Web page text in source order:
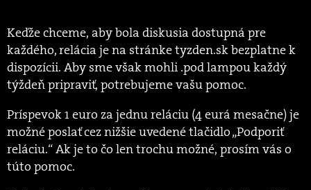
Keďže chceme, aby bola diskusia dostupná pre
každého, relácia je na stránke tyzden.sk bezplatne k
dispozícii. Aby sme však mohli .pod lampou každý
týždeň pripraviť, potrebujeme vašu pomoc.
Príspevok 1 euro za jednu reláciu (4 eurá mesačne) je
možné poslať cez nižšie uvedené tlačidlo „Podporiť
reláciu.“ Ak je to čo len trochu možné, prosím vás o
túto pomoc.